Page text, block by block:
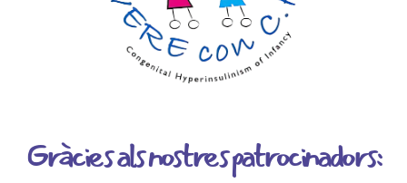
Gràcies als nostres patrocinadors: